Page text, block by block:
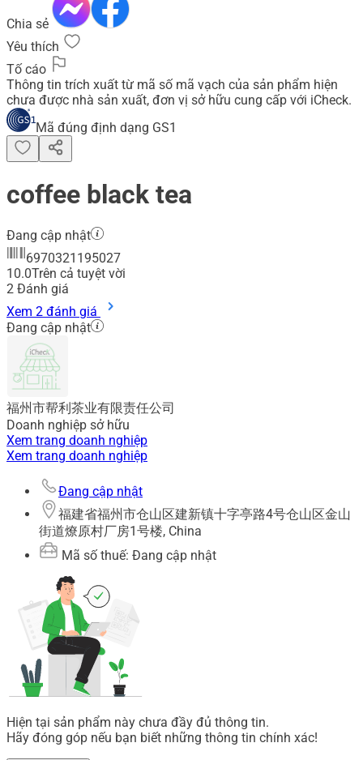
Chia sẻ
Yêu thích
Tố cáo
Thông tin trích xuất từ mã số mã vạch của sản phẩm hiện
chưa được nhà sản xuất, đơn vị sở hữu cung cấp với iCheck.
Mã đúng định dạng GS1
coffee black tea
Đang cập nhật
6970321195027
10.0Trên cả tuyệt vời
2 Đánh giá
Xem 2 đánh giá
Đang cập nhật
福州市帮利茶业有限责任公司
Doanh nghiệp sở hữu
Xem trang doanh nghiệp
Xem trang doanh nghiệp
Đang cập nhật
福建省福州市仓山区建新镇十字亭路4号仓山区金山
街道燎原村厂房1号楼, China
Mã số thuế: Đang cập nhật
Hiện tại sản phẩm này chưa đầy đủ thông tin.
Hãy đóng góp nếu bạn biết những thông tin chính xác!